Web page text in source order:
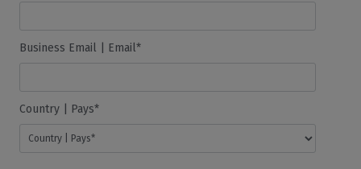
Business Email | Email*
Country | Pays*